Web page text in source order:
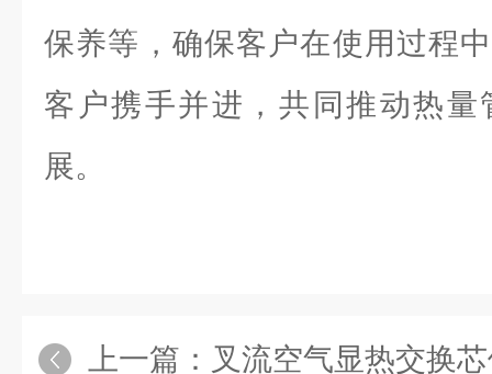
保养等，确保客户在使用过程
客户携手并进，共同推动热
展。
上一篇： 叉流空气显热交换